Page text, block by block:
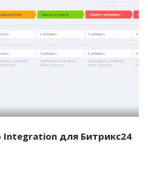
проект
Integration для Битрикс24